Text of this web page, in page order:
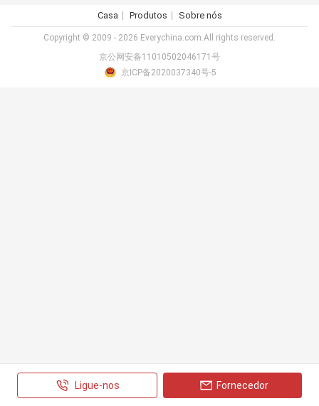
Ligue-nos Fornecedor
Casa Produtos Sobre nós
Copyright © 2009 - 2026 Everychina.com.All rights reserved.
京公网安备11010502046171号
京ICP备2020037340号-5